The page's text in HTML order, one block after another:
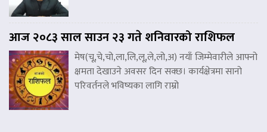
आज २०८३ साल साउन २३ गते शनिवारको राशिफल
मेष(चू,चे,चो,ला,लि,लू,ले,लो,अ) नयाँ जिम्मेवारीले आफ्नो
क्षमता देखाउने अवसर दिन सक्छ। कार्यक्षेत्रमा सानो
परिवर्तनले भविष्यका लागि राम्रो